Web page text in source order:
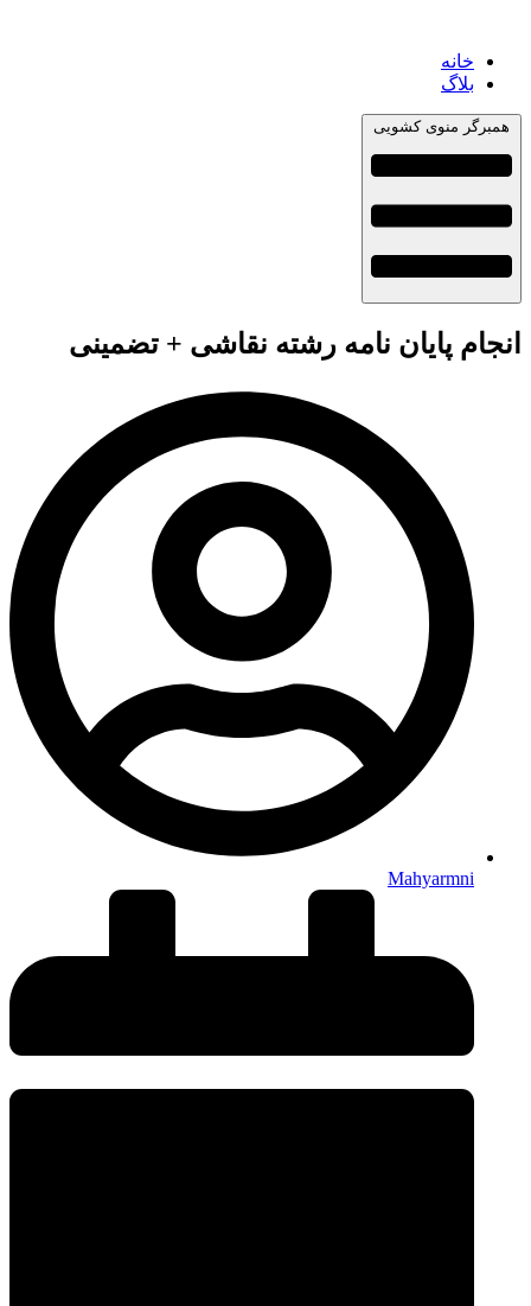
خانه
بلاگ
همبرگر منوی کشویی
انجام پایان نامه رشته نقاشی + تضمینی
Mahyarmni